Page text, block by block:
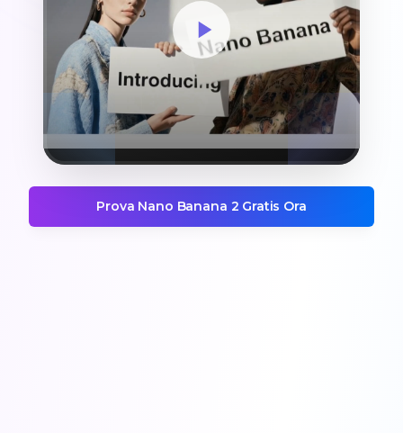
Prova Nano Banana 2 Gratis Ora